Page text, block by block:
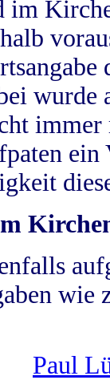
im
wurde
wie
Paul